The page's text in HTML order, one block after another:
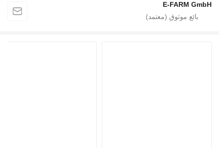
E-FARM GmbH